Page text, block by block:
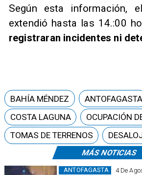
Según esta información,
extendió hasta las 14.:00
registraran incidentes ni
MÁS NOTICIAS
4 De
ANTOFAGASTA
BAHÍA MÉNDEZ
ANTOFAGASTA
COSTA LAGUNA
OCUPACIÓN
TOMAS DE TERRENOS